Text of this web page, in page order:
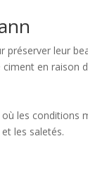
leur
en raison
les
les saletés.